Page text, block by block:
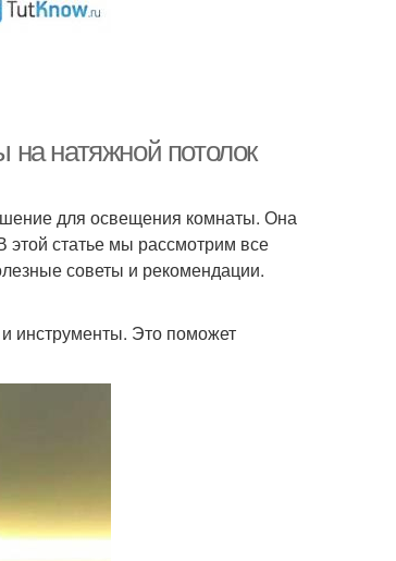
на натяжной потолок
для освещения комнаты. Она
этой статье мы рассмотрим все
советы и рекомендации.
инструменты. Это поможет